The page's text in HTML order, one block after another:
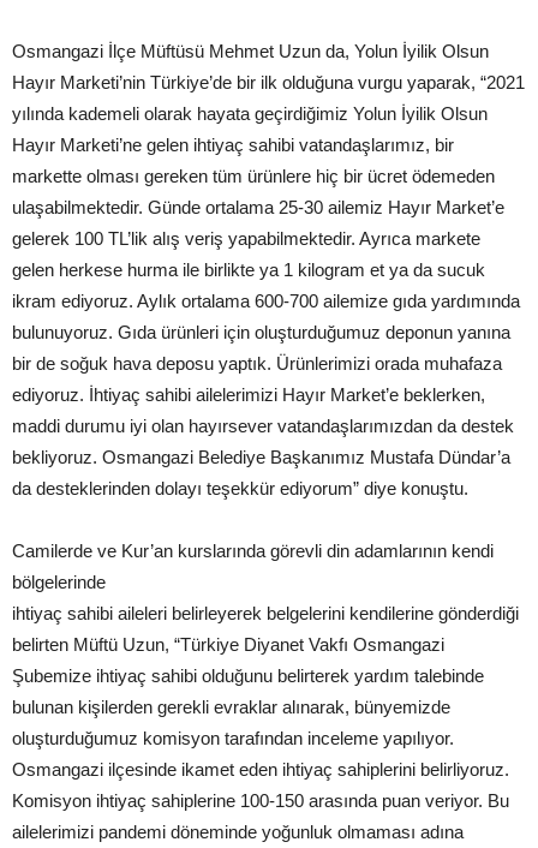
Osmangazi İlçe Müftüsü Mehmet Uzun da, Yolun İyilik Olsun
Hayır Marketi’nin Türkiye’de bir ilk olduğuna vurgu yaparak, “2021
yılında kademeli olarak hayata geçirdiğimiz Yolun İyilik Olsun
Hayır Marketi’ne gelen ihtiyaç sahibi vatandaşlarımız, bir
markette olması gereken tüm ürünlere hiç bir ücret ödemeden
ulaşabilmektedir. Günde ortalama 25-30 ailemiz Hayır Market’e
gelerek 100 TL’lik alış veriş yapabilmektedir. Ayrıca markete
gelen herkese hurma ile birlikte ya 1 kilogram et ya da sucuk
ikram ediyoruz. Aylık ortalama 600-700 ailemize gıda yardımında
bulunuyoruz. Gıda ürünleri için oluşturduğumuz deponun yanına
bir de soğuk hava deposu yaptık. Ürünlerimizi orada muhafaza
ediyoruz. İhtiyaç sahibi ailelerimizi Hayır Market’e beklerken,
maddi durumu iyi olan hayırsever vatandaşlarımızdan da destek
bekliyoruz. Osmangazi Belediye Başkanımız Mustafa Dündar’a
da desteklerinden dolayı teşekkür ediyorum” diye konuştu.
Camilerde ve Kur’an kurslarında görevli din adamlarının kendi
bölgelerinde
ihtiyaç sahibi aileleri belirleyerek belgelerini kendilerine gönderdiği
belirten Müftü Uzun, “Türkiye Diyanet Vakfı Osmangazi
Şubemize ihtiyaç sahibi olduğunu belirterek yardım talebinde
bulunan kişilerden gerekli evraklar alınarak, bünyemizde
oluşturduğumuz komisyon tarafından inceleme yapılıyor.
Osmangazi ilçesinde ikamet eden ihtiyaç sahiplerini belirliyoruz.
Komisyon ihtiyaç sahiplerine 100-150 arasında puan veriyor. Bu
ailelerimizi pandemi döneminde yoğunluk olmaması adına